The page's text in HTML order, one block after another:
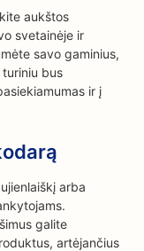
aukštos
svetainėje ir
savo gaminius,
bus
ir į
arba
galite
artėjančius